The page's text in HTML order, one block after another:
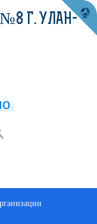
Г. УЛАН-